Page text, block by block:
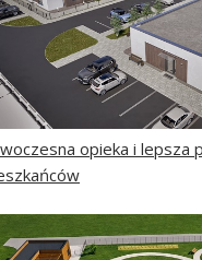
opieka i lepsza